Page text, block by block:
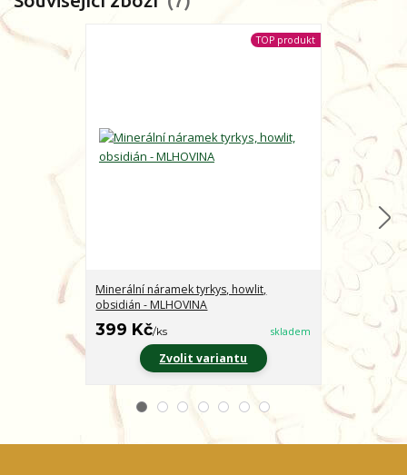
TOP produkt
Minerální náramek tyrkys, howlit,
obsidián - MLHOVINA
399 Kč/ks skladem
Zvolit variantu
Minerální
CHARAKTER
399 Kč ks